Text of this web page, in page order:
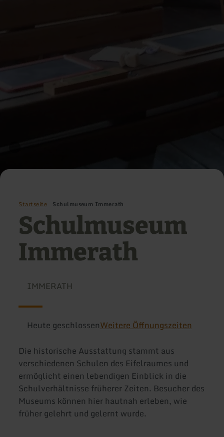
Startseite Schulmuseum Immerath
Schulmuseum
Immerath
IMMERATH
Heute geschlossenWeitere Öffnungszeiten
Die historische Ausstattung stammt aus
verschiedenen Schulen des Eifelraumes und
ermöglicht einen lebendigen Einblick in die
Schulverhältnisse früherer Zeiten. Besucher des
Museums können hier hautnah erleben, wie
früher gelehrt und gelernt wurde.